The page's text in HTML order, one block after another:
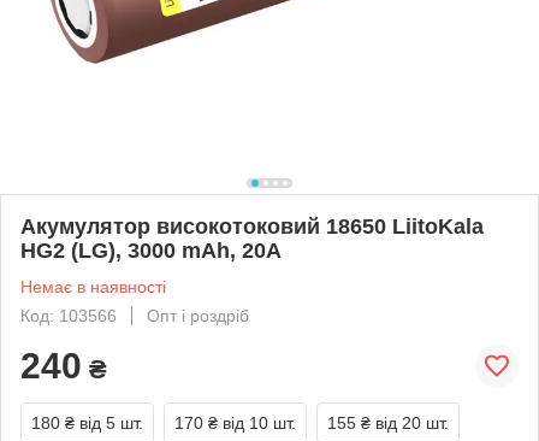
Акумулятор високотоковий 18650 LiitoKala
HG2 (LG), 3000 mAh, 20A
Немає в наявності
Код: 103566
Опт і роздріб
240 ₴
180 ₴ від 5 шт. 170 ₴ від 10 шт. 155 ₴ від 20 шт.